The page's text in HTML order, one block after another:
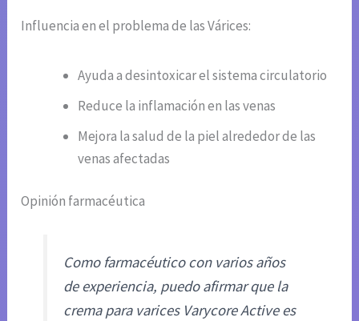
Influencia en el problema de las Várices:
Ayuda a desintoxicar el sistema circulatorio
Reduce la inflamación en las venas
Mejora la salud de la piel alrededor de las
venas afectadas
Opinión farmacéutica
Como farmacéutico con varios años
de experiencia, puedo afirmar que la
crema para varices Varycore Active es